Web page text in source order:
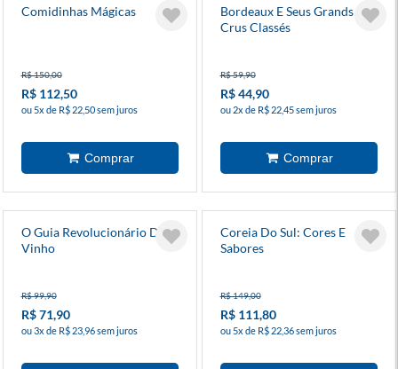
Comidinhas Mágicas
R$ 150,00
R$ 112,50
ou 5x de R$ 22,50 sem juros
Bordeaux E Seus Grands
Crus Classés
R$ 59,90
R$ 44,90
ou 2x de R$ 22,45 sem juros
O Guia Revolucionário Do
Vinho
R$ 99,90
R$ 71,90
ou 3x de R$ 23,96 sem juros
Coreia Do Sul: Cores E
Sabores
R$ 149,00
R$ 111,80
ou 5x de R$ 22,36 sem juros